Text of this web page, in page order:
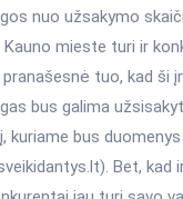
nuo užsakymo
Kauno mieste turi ir
tuo, kad ši
bus galima
kuriame bus
Bet, kad